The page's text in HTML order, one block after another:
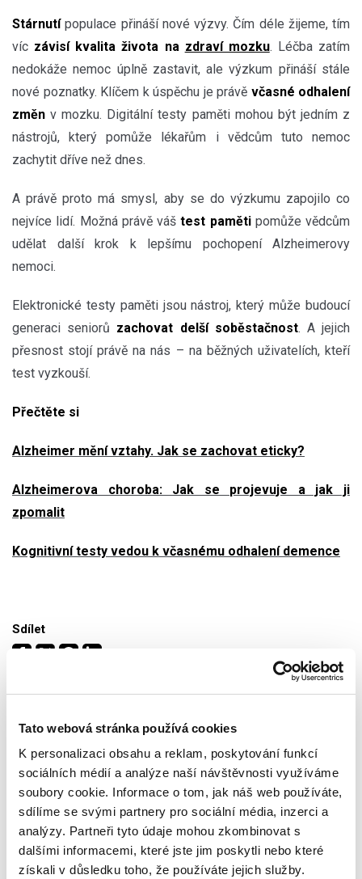
Tato webová stránka používá cookies
K personalizaci obsahu a reklam, poskytování funkcí
sociálních médií a analýze naší návštěvnosti využíváme
soubory cookie. Informace o tom, jak náš web používáte,
sdílíme se svými partnery pro sociální média, inzerci a
analýzy. Partneři tyto údaje mohou zkombinovat s
dalšími informacemi, které jste jim poskytli nebo které
získali v důsledku toho, že používáte jejich služby.
Stárnutípopulace přináší nové výzvy. Čím déle žijeme, tím
víc závisí kvalita života na zdraví mozku. Léčba zatím
nedokáže nemoc úplně zastavit, ale výzkum přináší stále
nové poznatky. Klíčem k úspěchu je právě včasné odhalení
změnv mozku. Digitální testy paměti mohou být jedním z
nástrojů, který pomůže lékařům i vědcům tuto nemoc
zachytit dříve než dnes.
A právě proto má smysl, aby se do výzkumu zapojilo co
nejvíce lidí. Možná právě váštest paměti pomůže vědcům
udělat další krok k lepšímu pochopení Alzheimerovy
nemoci.
Elektronické testy paměti jsou nástroj, který může budoucí
generaci seniorů zachovat delší soběstačnost. A jejich
přesnost stojí právě na nás – na běžných uživatelích, kteří
test vyzkouší.
Přečtěte si
Alzheimer mění vztahy. Jak se zachovat eticky?
Alzheimerova choroba: Jak se projevuje a jak ji
zpomalit
Kognitivní testy vedou k včasnému odhalení demence
Sdílet
Mohlo by se vám také líbit